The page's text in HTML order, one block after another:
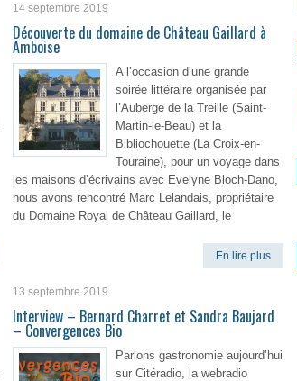
14 septembre 2019
Découverte du domaine de Château Gaillard à
Amboise
A l’occasion d’une grande
soirée littéraire organisée par
l’Auberge de la Treille (Saint-
Martin-le-Beau) et la
Bibliochouette (La Croix-en-
Touraine), pour un voyage dans
les maisons d’écrivains avec Evelyne Bloch-Dano,
nous avons rencontré Marc Lelandais, propriétaire
du Domaine Royal de Château Gaillard, le
En lire plus
13 septembre 2019
Interview – Bernard Charret et Sandra Baujard
– Convergences Bio
Parlons gastronomie aujourd’hui
sur Citéradio, la webradio